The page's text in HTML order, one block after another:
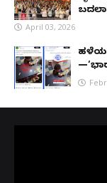
April 03, 2026
ಹಳೆಯ